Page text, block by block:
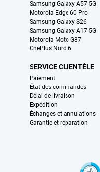
Samsung Galaxy A57 5G
Motorola Edge 60 Pro
Samsung Galaxy S26
Samsung Galaxy A17 5G
Motorola Moto G87
OnePlus Nord 6
SERVICE CLIENTÈLE
Paiement
État des commandes
Délai de livraison
Expédition
Échanges et annulations
Garantie et réparation